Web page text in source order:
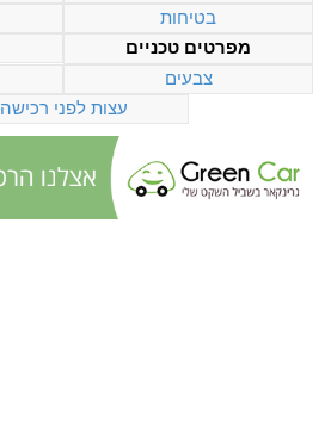
בטיחות
מפרטים טכניים
צבעים
עצות לפני רכישה